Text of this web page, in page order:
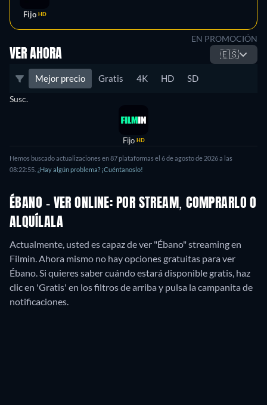
Fijo HD
EN PROMOCIÓN
VER AHORA 🇪🇸
Mejor precio Gratis 4K HD SD
Susc.
Fijo HD
Hemos buscado actualizaciones en87plataformas el 6 de agosto de 2026a las
08:22:55 ¿Hay algún problema? ¡Cuéntanoslo!
ÉBANO - VER ONLINE: POR STREAM, COMPRARLO O
ALQUÍLALA
Actualmente, usted es capaz de ver "Ébano" streaming en
Filmin.Ahora mismo no hay opciones gratuitas para ver
Ébano. Si quieres saber cuándo estará disponible gratis, haz
clic en 'Gratis' en los filtros de arriba y pulsa la campanita de
notificaciones.